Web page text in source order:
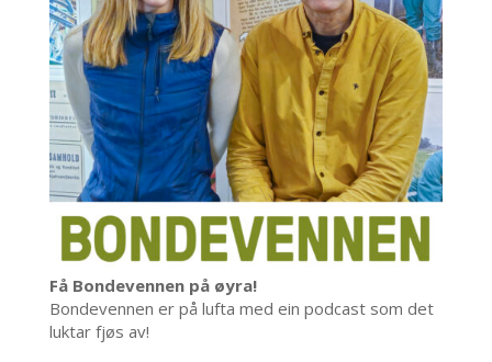
Få Bondevennen på øyra!
Bondevennen er på lufta med ein podcast som det
luktar fjøs av!